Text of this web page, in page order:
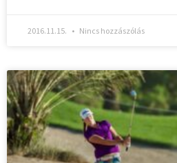
2016.11.15. Nincs hozzászólás